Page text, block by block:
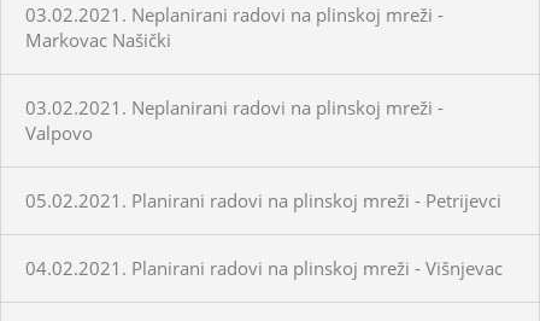
03.02.2021. Neplanirani radovi na plinskoj mreži -
Markovac Našički
03.02.2021. Neplanirani radovi na plinskoj mreži -
Valpovo
05.02.2021. Planirani radovi na plinskoj mreži - Petrijevci
04.02.2021. Planirani radovi na plinskoj mreži - Višnjevac